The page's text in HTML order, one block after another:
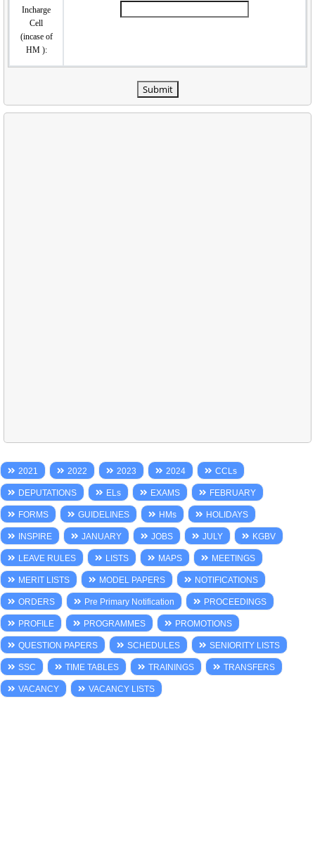
Incharge
Cell
(incase of
HM ):
Submit
2021 2022 2023 2024 CCLs
DEPUTATIONS ELs EXAMS FEBRUARY
FORMS GUIDELINES HMs HOLIDAYS
INSPIRE JANUARY JOBS JULY KGBV
LEAVE RULES LISTS MAPS MEETINGS
MERIT LISTS MODEL PAPERS NOTIFICATIONS
ORDERS Pre Primary Notification PROCEEDINGS
PROFILE PROGRAMMES PROMOTIONS
QUESTION PAPERS SCHEDULES SENIORITY LISTS
SSC TIME TABLES TRAININGS TRANSFERS
VACANCY VACANCY LISTS